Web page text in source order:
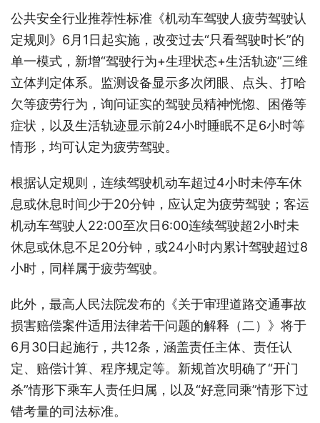
公共安全行业推荐性标准《机动车驾驶人疲劳驾驶认
定规则》6月1日起实施，改变过去“只看驾驶时长”的
单一模式，新增“驾驶行为+生理状态+生活轨迹”三维
立体判定体系。监测设备显示多次闭眼、点头、打哈
欠等疲劳行为，询问证实的驾驶员精神恍惚、困倦等
症状，以及生活轨迹显示前24小时睡眠不足6小时等
情形，均可认定为疲劳驾驶。
根据认定规则，连续驾驶机动车超过4小时未停车休
息或休息时间少于20分钟，应认定为疲劳驾驶；客运
机动车驾驶人22:00至次日6:00连续驾驶超2小时未
休息或休息不足20分钟，或24小时内累计驾驶超过8
小时，同样属于疲劳驾驶。
此外，最高人民法院发布的《关于审理道路交通事故
损害赔偿案件适用法律若干问题的解释（二）》将于
6月30日起施行，共12条，涵盖责任主体、责任认
定、赔偿计算、程序规定等。新规首次明确了“开门
杀”情形下乘车人责任归属，以及“好意同乘”情形下过
错考量的司法标准。